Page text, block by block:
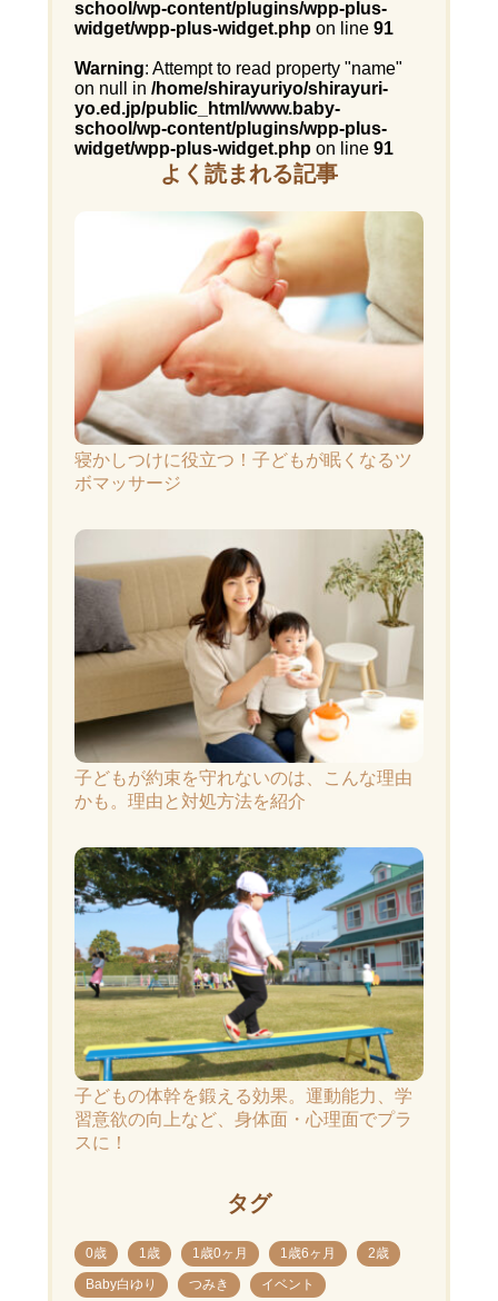
school/wp-content/plugins/wpp-plus-
widget/wpp-plus-widget.phpon line 91
Warning: Attempt to read property "name"
on null in /home/shirayuriyo/shirayuri-
yo.ed.jp/public_html/www.baby-
school/wp-content/plugins/wpp-plus-
widget/wpp-plus-widget.phpon line 91
よく読まれる記事
寝かしつけに役立つ！子どもが眠くなるツ
ボマッサージ
子どもが約束を守れないのは、こんな理由
かも。理由と対処方法を紹介
子どもの体幹を鍛える効果。運動能力、学
習意欲の向上など、身体面・心理面でプラ
スに！
タグ
0歳 1歳 1歳0ヶ月 1歳6ヶ月
2歳
Baby白ゆり
つみき
イベント